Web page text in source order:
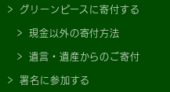
グリーンピースに寄付する
現金以外の寄付方法
遺言・遺産からのご寄付
署名に参加する